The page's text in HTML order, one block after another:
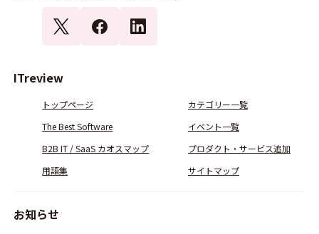
ITreview
トップページ
カテゴリー一覧
The Best Software
イベント一覧
B2B IT / SaaS カオスマップ
プロダクト・サービス追加
用語集
サイトマップ
お知らせ